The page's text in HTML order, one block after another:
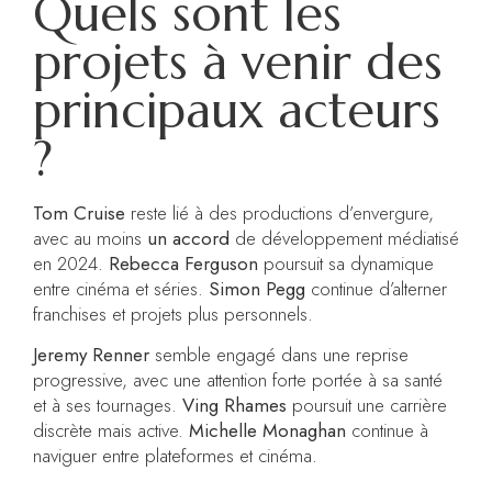
Quels sont les
projets à venir des
principaux acteurs
?
Tom Cruise reste lié à des productions d’envergure,
avec au moins un accord de développement médiatisé
en 2024. Rebecca Ferguson poursuit sa dynamique
entre cinéma et séries. Simon Pegg continue d’alterner
franchises et projets plus personnels.
Jeremy Renner semble engagé dans une reprise
progressive, avec une attention forte portée à sa santé
et à ses tournages. Ving Rhames poursuit une carrière
discrète mais active. Michelle Monaghan continue à
naviguer entre plateformes et cinéma.